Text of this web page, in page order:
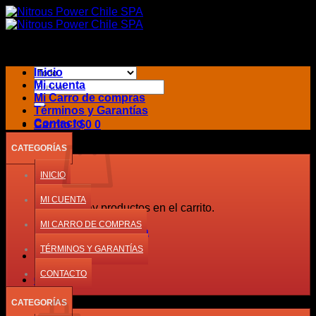
Saltar
al
Buscar
por:
Carrito /$0 0
No hay productos en el carrito.
Volver a la tienda
0
Inicio
Mi cuenta
Mi Carro de compras
Términos y Garantías
Contacto
CATEGORÍAS
INICIO
MI CUENTA
MI CARRO DE COMPRAS
TÉRMINOS Y GARANTÍAS
CONTACTO
CATEGORÍAS